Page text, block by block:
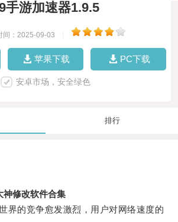
手游加速器1.9.5
间：2025-09-03
苹果下载 PC下载
安卓市场，安全绿色
排行
神修改软件合集
的竞争愈发激烈，用户对网络速度的